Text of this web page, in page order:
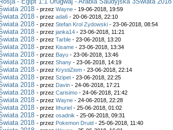
2018 - przezWayne - 19-06-2018, 19:59
2018 - przezada6 - 20-06-2018, 22:10
2018 - przezStefan Krol Zydowski - 23-06-2018, 08:54
2018 - przezjanka14 - 23-06-2018, 11:21
2018 - przezTarble - 23-06-2018, 13:20
2018 - przez Kisame - 23-06-2018, 13:34
2018 - przez Bayu - 23-06-2018, 13:46
2018 - przezShany - 23-06-2018, 14:19
2018 - przez KrystiZiom - 23-06-2018, 22:14
2018 - przezSzipet - 23-06-2018, 22:25
2018 - przez Davin - 24-06-2018, 17:21
2018 - przezCarisimo - 24-06-2018, 21:42
2018 - przezWayne - 24-06-2018, 22:28
2018 - przez Ithuriel - 25-06-2018, 01:02
2018 - przezosadnik - 25-06-2018, 09:31
2018 - przez Pokemon Druid - 25-06-2018, 11:40